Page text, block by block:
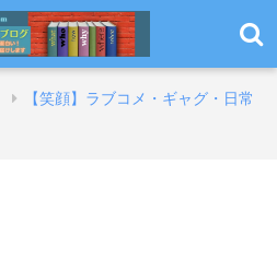
【笑顔】ラブコメ・ギャグ・日常